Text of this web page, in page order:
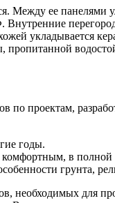
Между ее
укладывается
по проектам,
годы.
в полной
грунта,
необходимых для